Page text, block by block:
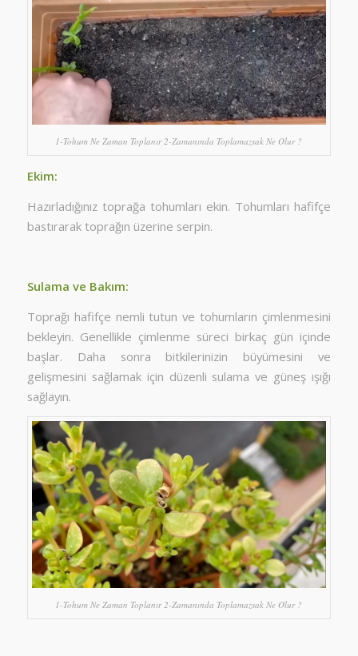
1-Tohum Ne Zaman Toplanır 2-Zamanında Toplamazsak Ne Olur ?
Ekim:
Hazırladığınız toprağa tohumları ekin. Tohumları hafifçe
bastırarak toprağın üzerine serpin.
Sulama ve Bakım:
Toprağı hafifçe nemli tutun ve tohumların çimlenmesini
bekleyin. Genellikle çimlenme süreci birkaç gün içinde
başlar. Daha sonra bitkilerinizin büyümesini ve
gelişmesini sağlamak için düzenli sulama ve güneş ışığı
sağlayın.
1-Tohum Ne Zaman Toplanır 2-Zamanında Toplamazsak Ne Olur ?